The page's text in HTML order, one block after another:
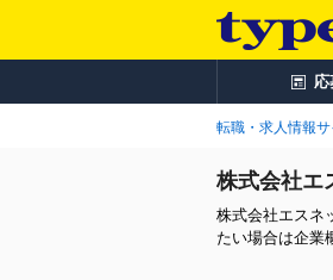
応
転職・求人情報
株式会社エ
株式会社エスネ
たい場合は企業